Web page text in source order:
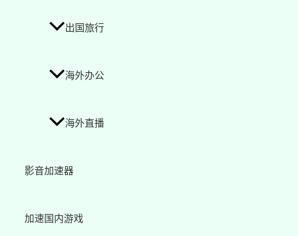
出国旅行
海外办公
海外直播
影音加速器
加速国内游戏